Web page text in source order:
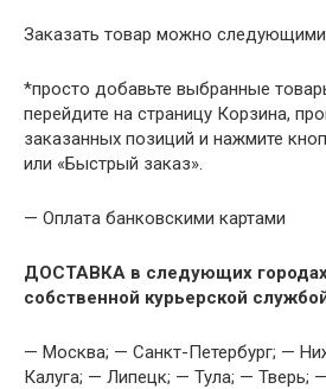
Заказать товар можно
*просто добавьте выбранные
перейдите на страницу Корзина,
заказанных позиций и нажмите
или «Быстрый заказ».
— Оплата банковскими картами
ДОСТАВКА в следующих
собственной курьерской
— Москва; — Санкт-Петербург; —
Калуга; — Липецк; — Тула; — Тверь;